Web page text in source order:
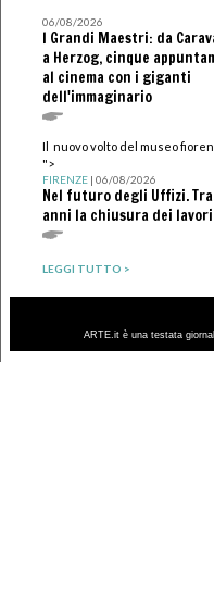
06/08/2026
I Grandi Maestri: da
a Herzog, cinque
al cinema con i giganti
dell'immaginario
Il nuovo volto del museo
">
FIRENZE| 06/08/2026
Nel futuro degli Uffizi.
anni la chiusura dei lavori
LEGGI TUTTO >
ARTE.it è una testata